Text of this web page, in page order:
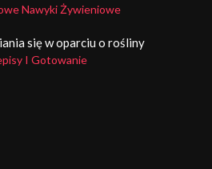
Nawyki Żywieniowe
się w oparciu o rośliny
I Gotowanie